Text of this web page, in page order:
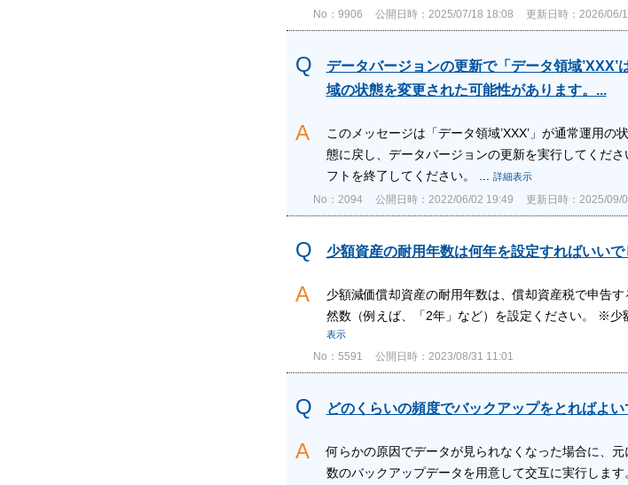
No：9906 公開日時：2025/07/18 18:08 更新日時：2026/06/
データバージョンの更新で「データ領域
域の状態を変更された可能性があります。...
このメッセージは「データ領域’XXX’」が通常運用
態に戻し、データバージョンの更新を実行してくだ
フトを終了してください。 ...
詳細表示
No：2094 公開日時：2022/06/02 19:49 更新日時：2025/09/
少額資産の耐用年数は何年を設定すればいいで
少額減価償却資産の耐用年数は、償却資産税で申告
然数（例えば、「2年」など）を設定ください。 ※少
表示
No：5591 公開日時：2023/08/31 11:01
どのくらいの頻度でバックアップをとればよい
何らかの原因でデータが見られなくなった場合に、
数のバックアップデータを用意して交互に実行しま